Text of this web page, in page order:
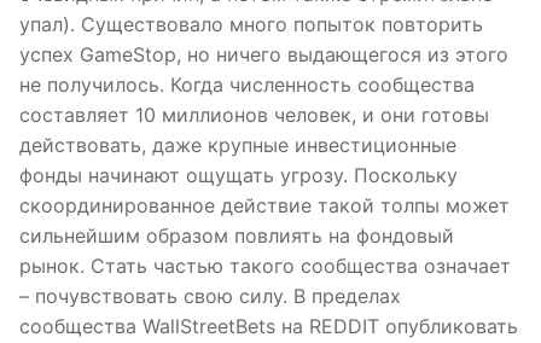
упал). Существовало много попыток повторить
успех GameStop, но ничего выдающегося из этого
не получилось. Когда численность сообщества
составляет 10 миллионов человек, и они готовы
действовать, даже крупные инвестиционные
фонды начинают ощущать угрозу. Поскольку
скоординированное действие такой толпы может
сильнейшим образом повлиять на фондовый
рынок. Стать частью такого сообщества означает
– почувствовать свою силу. В пределах
сообщества WallStreetBets на REDDIT опубликовать